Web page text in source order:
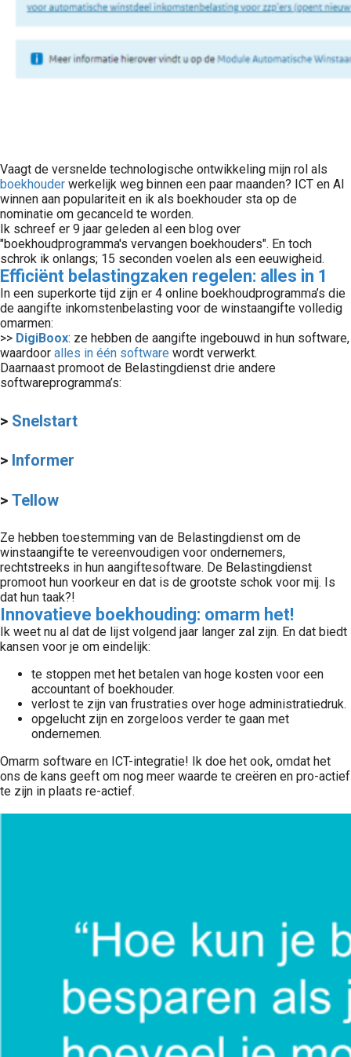
Vaagt de versnelde technologische ontwikkeling mijn rol als
boekhouder werkelijk weg binnen een paar maanden? ICT en AI
winnen aan populariteit en ik als boekhouder sta op de
nominatie om gecanceld te worden.
Ik schreef er 9 jaar geleden al een blog over
"boekhoudprogramma's vervangen boekhouders". En toch
schrok ik onlangs; 15 seconden voelen als een eeuwigheid.
Efficiënt belastingzaken regelen: alles in 1
In een superkorte tijd zijn er 4 online boekhoudprogramma’s die
de aangifte inkomstenbelasting voor de winstaangifte volledig
omarmen:
>> DigiBoox: ze hebben de aangifte ingebouwd in hun software,
waardoor alles in één software wordt verwerkt.
Daarnaast promoot de Belastingdienst drie andere
softwareprogramma’s:
> Snelstart
> Informer
> Tellow
Ze hebben toestemming van de Belastingdienst om de
winstaangifte te vereenvoudigen voor ondernemers,
rechtstreeks in hun aangiftesoftware. De Belastingdienst
promoot hun voorkeur en dat is de grootste schok voor mij. Is
dat hun taak?!
Innovatieve boekhouding: omarm het!
Ik weet nu al dat de lijst volgend jaar langer zal zijn. En dat biedt
kansen voor je om eindelijk:
te stoppen met het betalen van hoge kosten voor een
accountant of boekhouder.
verlost te zijn van frustraties over hoge administratiedruk.
opgelucht zijn en zorgeloos verder te gaan met
ondernemen.
Omarm software en ICT-integratie! Ik doe het ook, omdat het
ons de kans geeft om nog meer waarde te creëren en pro-actief
te zijn in plaats re-actief.